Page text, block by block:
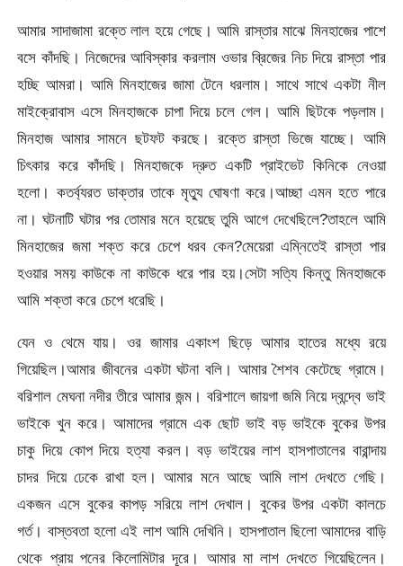
আমার সাদাজামা রক্তে লাল হয়ে গেছে। আমি রাস্তার মাঝে মিনহাজের পাশে
বসে কাঁদছি। নিজেদের আবিস্কার করলাম ওভার ব্রিজের নিচ দিয়ে রাস্তা পার
হচ্ছি আমরা। আমি মিনহাজের জামা টেনে ধরলাম। সাথে সাথে একটা নীল
মাইক্রোবাস এসে মিনহাজকে চাপা দিয়ে চলে গেল। আমি ছিটকে পড়লাম।
মিনহাজ আমার সামনে ছটফট করছে। রক্তে রাস্তা ভিজে যাচ্ছে। আমি
চিৎকার করে কাঁদছি। মিনহাজকে দ্রুত একটি প্রাইভেট কিনিকে নেওয়া
হলো। কতর্ব্যরত ডাক্তার তাকে মৃত্যু ঘোষণা করে।আচ্ছা এমন হতে পারে
না। ঘটনাটি ঘটার পর তোমার মনে হয়েছে তুমি আগে দেখেছিলে?তাহলে আমি
মিনহাজের জমা শক্ত করে চেপে ধরব কেন?মেয়েরা এম্নিতেই রাস্তা পার
হওয়ার সময় কাউকে না কাউকে ধরে পার হয়।সেটা সত্যি কিন্তু মিনহাজকে
আমি শক্তা করে চেপে ধরেছি।
যেন ও থেমে যায়। ওর জামার একাংশ ছিড়ে আমার হাতের মধ্যে রয়ে
গিয়েছিল।আমার জীবনের একটা ঘটনা বলি। আমার শৈশব কেটেছে গ্রামে।
বরিশাল মেঘনা নদীর তীরে আমার জন্ম। বরিশালে জায়গা জমি নিয়ে দ্বন্দ্বে ভাই
ভাইকে খুন করে। আমাদের গ্রামে এক ছোট ভাই বড় ভাইকে বুকের উপর
চাকু দিয়ে কোপ দিয়ে হত্যা করল। বড় ভাইয়ের লাশ হাসপাতালের বারান্দায়
চাদর দিয়ে ঢেকে রাখা হল। আমার মনে আছে আমি লাশ দেখতে গেছি।
একজন এসে বুকের কাপড় সরিয়ে লাশ দেখাল। বুকের উপর একটা কালচে
গর্ত। বাস্তবতা হলো এই লাশ আমি দেখিনি। হাসপাতাল ছিলো আমাদের বাড়ি
থেকে প্রায় পনের কিলোমিটার দূরে। আমার মা লাশ দেখতে গিয়েছিলেন।